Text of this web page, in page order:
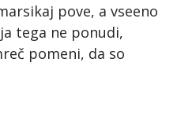
pove, a vseeno
tega ne ponudi,
pomeni, da so